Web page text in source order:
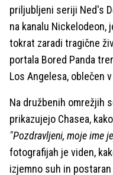
priljubljeni seriji Ned's
na kanalu Nickelodeon,
tokrat zaradi tragične
portala Bored Panda
Los Angelesa, oblečen
Na družbenih omrežjih
prikazujejo Chasea,
"Pozdravljeni, moje ime
fotografijah je viden,
izjemno suh in